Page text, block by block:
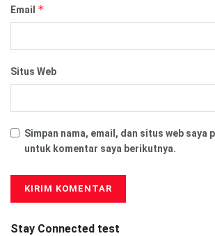
Email *
Situs Web
Simpan nama, email, dan situs web saya
untuk komentar saya berikutnya.
Stay Connected test